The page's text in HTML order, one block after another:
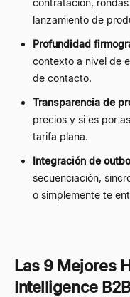
lanzamiento de
Profundidad
contexto a nivel de
de contacto.
Transparencia de
precios y si es por
tarifa plana.
Integración de
secuenciación,
o simplemente te
Las 9 Mejores
Intelligence